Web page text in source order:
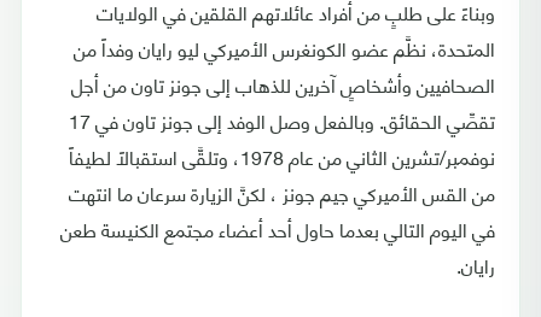
وبناءً على طلبٍ من أفراد عائلاتهم القلقين في الولايات
المتحدة، نظَّم عضو الكونغرس الأميركي ليو رايان وفداً من
الصحافيين وأشخاصٍ آخرين للذهاب إلى جونز تاون من أجل
تقصِّي الحقائق. وبالفعل وصل الوفد إلى جونز تاون في 17
نوفمبر/تشرين الثاني من عام 1978، وتلقَّى استقبالاً لطيفاً
من القس الأميركي جيم جونز ، لكنَّ الزيارة سرعان ما انتهت
في اليوم التالي بعدما حاول أحد أعضاء مجتمع الكنيسة طعن
رايان.